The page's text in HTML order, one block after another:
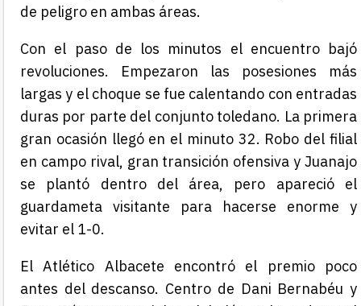
de peligro en ambas áreas.
Con el paso de los minutos el encuentro bajó
revoluciones. Empezaron las posesiones más
largas y el choque se fue calentando con entradas
duras por parte del conjunto toledano. La primera
gran ocasión llegó en el minuto 32. Robo del filial
en campo rival, gran transición ofensiva y Juanajo
se plantó dentro del área, pero apareció el
guardameta visitante para hacerse enorme y
evitar el 1-0.
El Atlético Albacete encontró el premio poco
antes del descanso. Centro de Dani Bernabéu y